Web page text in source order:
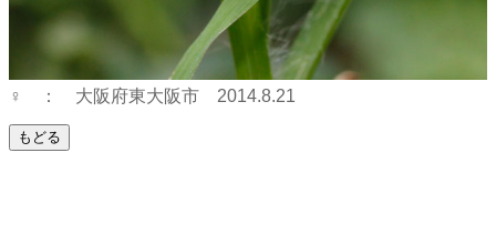
♀ ： 大阪府東大阪市 2014.8.21